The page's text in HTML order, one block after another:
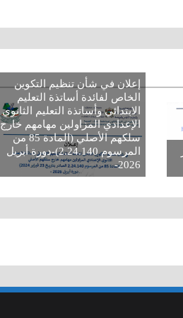
إعلان في شأن تنظيم التكوين
الخاص لفائدة أساتذة التعليم
الابتدائي وأساتذة التعليم الثانوي
الإعدادي المزاولين مهامهم خارج
سلكهم الأصلي (المادة 85 من
المرسوم 2.24.140)-دورة أبريل
2026-